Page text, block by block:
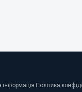
інформація· Політика